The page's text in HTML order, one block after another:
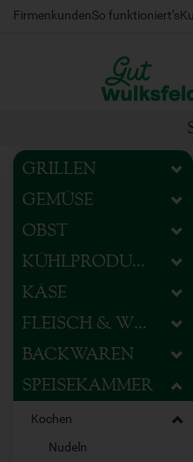
FirmenkundenSo funktioniert’s
GRILLEN
GEMÜSE
OBST
KÜHLPRODUKTE
KÄSE
FLEISCH & WURST
BACKWAREN
SPEISEKAMMER
Kochen
Nudeln